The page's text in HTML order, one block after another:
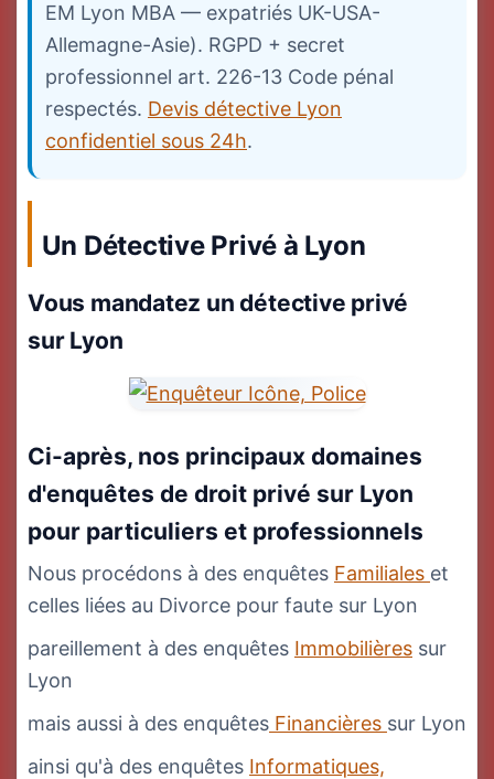
EM Lyon MBA — expatriés UK-USA-
Allemagne-Asie). RGPD + secret
professionnel art. 226-13 Code pénal
respectés. Devis détective Lyon
confidentiel sous 24h.
Un Détective Privé à Lyon
Vous mandatez un détective privé
sur Lyon
Ci-après, nos principaux domaines
d'enquêtes de droit privé sur Lyon
pour particuliers et professionnels
Nous procédons à des enquêtes Familiales et
celles liées au Divorce pour faute sur Lyon
pareillement à des enquêtes Immobilières sur
Lyon
mais aussi à des enquêtes Financières sur Lyon
ainsi qu'à des enquêtes Informatiques,